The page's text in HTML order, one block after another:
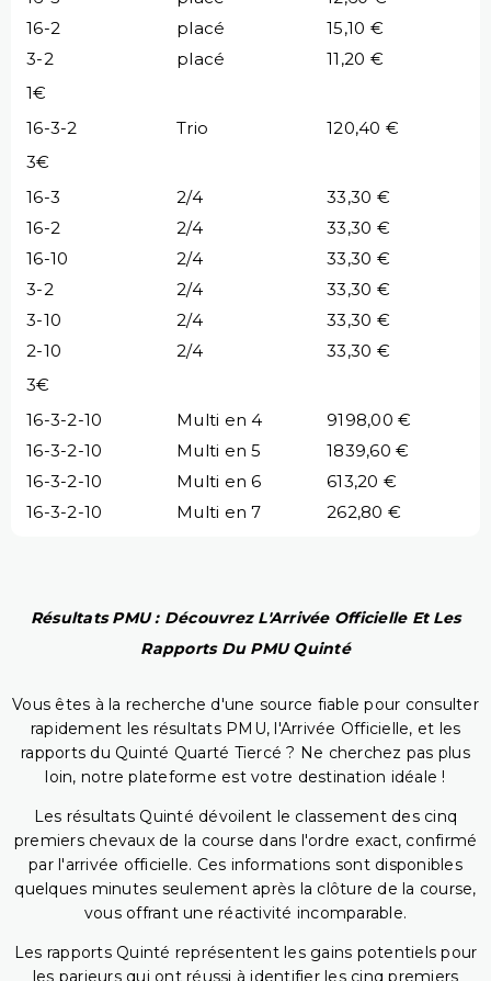
16-2
placé
15,10 €
3-2
placé
11,20 €
1€
16-3-2
Trio
120,40 €
3€
16-3
2/4
33,30 €
16-2
2/4
33,30 €
16-10
2/4
33,30 €
3-2
2/4
33,30 €
3-10
2/4
33,30 €
2-10
2/4
33,30 €
3€
16-3-2-10
Multi en 4
9198,00 €
16-3-2-10
Multi en 5
1839,60 €
16-3-2-10
Multi en 6
613,20 €
16-3-2-10
Multi en 7 262,80 €
Résultats PMU : Découvrez L'Arrivée Officielle Et Les
Rapports Du PMU Quinté
Vous êtes à la recherche d'une source fiable pour consulter
rapidement les résultats PMU, l'Arrivée Officielle, et les
rapports du Quinté Quarté Tiercé ? Ne cherchez pas plus
loin, notre plateforme est votre destination idéale !
Les résultats Quinté dévoilent le classement des cinq
premiers chevaux de la course dans l'ordre exact, confirmé
par l'arrivée officielle. Ces informations sont disponibles
quelques minutes seulement après la clôture de la course,
vous offrant une réactivité incomparable.
Les rapports Quinté représentent les gains potentiels pour